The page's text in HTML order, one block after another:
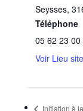
Seysses,
Téléphone
05 62 23 00
Voir Lieu
Initiation à